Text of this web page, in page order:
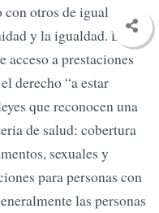
con otros de igual
y la igualdad. Los
acceso a prestaciones
derecho “a estar
que reconocen una
de salud: cobertura
sexuales y
para personas con
las personas